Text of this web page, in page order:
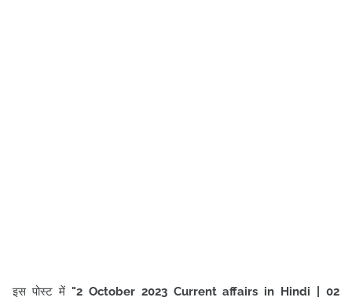
इस पोस्ट में"2 October2023Current affairs in Hindi |02